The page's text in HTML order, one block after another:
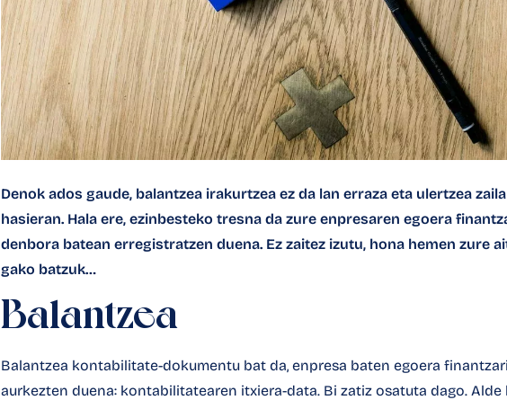
Denok ados gaude, balantzea irakurtzea ez da lan erraza eta ulertzea
hasieran. Hala ere, ezinbesteko tresna da zure enpresaren egoera
denbora batean erregistratzen duena. Ez zaitez izutu, hona hemen zure
gako batzuk…
Balantzea
Balantzea kontabilitate-dokumentu bat da, enpresa baten egoera
aurkezten duena: kontabilitatearen itxiera-data. Bi zatiz osatuta dago. Alde